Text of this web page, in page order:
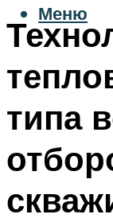
Меню
типа